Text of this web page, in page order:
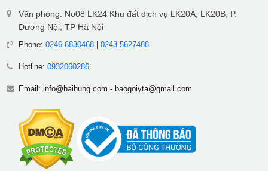
Văn phòng: No08 LK24 Khu đất dịch vụ LK20A, LK20B, P.
Dương Nội, TP Hà Nội
Phone: 0246.6830468| 0243.5627488
Hotline: 0932060286
Email: info@haihung.com - baogoiyta@gmail.com